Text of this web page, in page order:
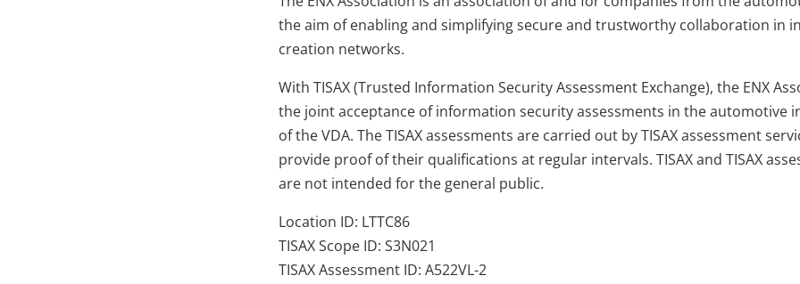
the aim of enabling and simplifying secure and trustworthy collaboration in
creation networks.
With TISAX (Trusted Information Security Assessment Exchange), the ENX
the joint acceptance of information security assessments in the automotive
of the VDA. The TISAX assessments are carried out by TISAX assessment
provide proof of their qualifications at regular intervals. TISAX and TISAX
are not intended for the general public.
Location ID: LTTC86
TISAX Scope ID: S3N021
TISAX Assessment ID: A522VL-2